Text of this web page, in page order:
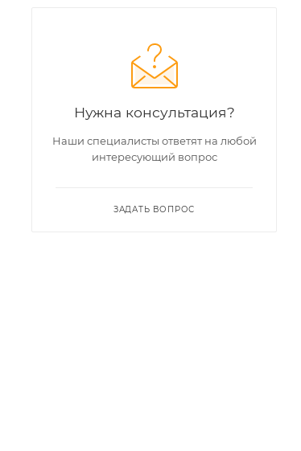
Нужна консультация?
Наши специалисты ответят на любой
интересующий вопрос
ЗАДАТЬ ВОПРОС